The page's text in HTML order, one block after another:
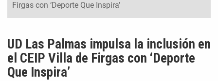
Firgas con ‘Deporte Que Inspira’
UD Las Palmas impulsa la inclusión en
el CEIP Villa de Firgas con ‘Deporte
Que Inspira’